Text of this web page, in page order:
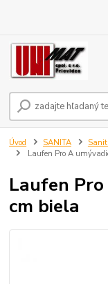
Úvod SANITA
Laufen Pro A
Laufen
cm biela